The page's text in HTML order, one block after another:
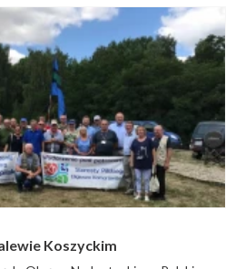
Koszyckim